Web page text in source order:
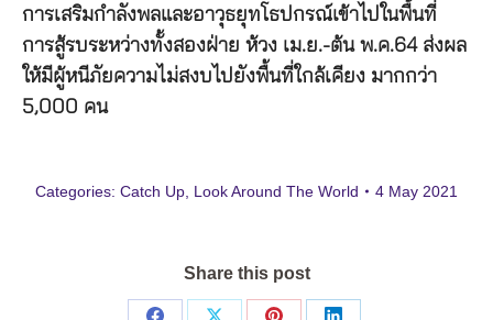
การเสริมกำลังพลและอาวุธยุทโธปกรณ์เข้าไปในพื้นที่
การสู้รบระหว่างทั้งสองฝ่าย ห้วง เม.ย.-ต้น พ.ค.64 ส่งผล
ให้มีผู้หนีภัยความไม่สงบไปยังพื้นที่ใกล้เคียง มากกว่า
5,000 คน
Categories: Catch Up Look Around The World 4 May 2021
Share this post